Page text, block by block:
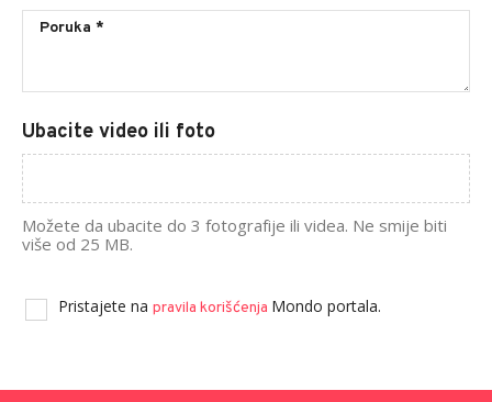
Ubacite video ili foto
Možete da ubacite do 3 fotografije ili videa. Ne smije biti
više od 25 MB.
Pristajete na pravila korišćenja Mondo portala.